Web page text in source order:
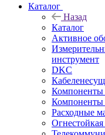
Каталог
Назад
Каталог
Активное
инструмент
DKC
Компоненты
Расходные